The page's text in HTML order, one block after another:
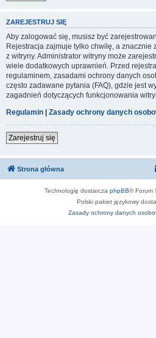
ZAREJESTRUJ SIĘ
Aby zalogować się, musisz być
Rejestracja zajmuje tylko chwilę, a znacznie
z witryny. Administrator witryny może
wiele dodatkowych uprawnień. Przed
regulaminem, zasadami ochrony danych
często zadawane pytania (FAQ), gdzie jest
zagadnień dotyczących funkcjonowania
Regulamin | Zasady ochrony danych
Zarejestruj się
Strona główna
Technologię dostarcza phpBB® Forum
Polski pakiet językowy
Zasady ochrony danych